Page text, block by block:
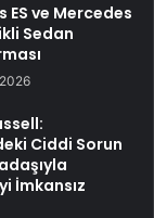
ES ve Mercedes
Sedan
Ciddi Sorun
İmkansız